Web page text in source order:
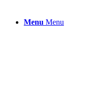
Menu Menu